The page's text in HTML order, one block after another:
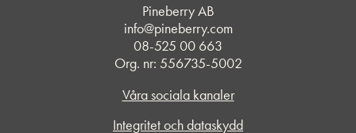
Pineberry AB
info@pineberry.com
08-525 00 663
Org. nr: 556735-5002
Våra sociala kanaler
Integritet och dataskydd